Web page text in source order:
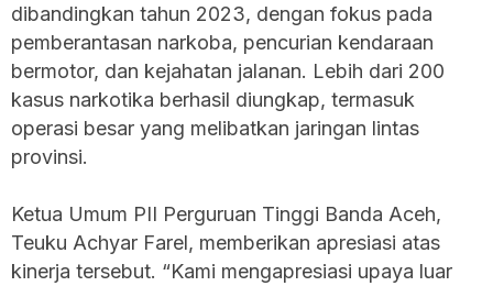
dibandingkan tahun 2023, dengan fokus pada
pemberantasan narkoba, pencurian kendaraan
bermotor, dan kejahatan jalanan. Lebih dari 200
kasus narkotika berhasil diungkap, termasuk
operasi besar yang melibatkan jaringan lintas
provinsi.
Ketua Umum PII Perguruan Tinggi Banda Aceh,
Teuku Achyar Farel, memberikan apresiasi atas
kinerja tersebut. “Kami mengapresiasi upaya luar